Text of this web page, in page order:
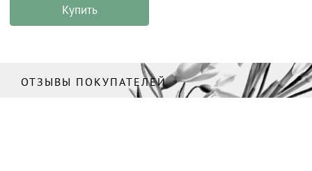
Купить
ОТЗЫВЫ ПОКУПАТЕЛЕЙ